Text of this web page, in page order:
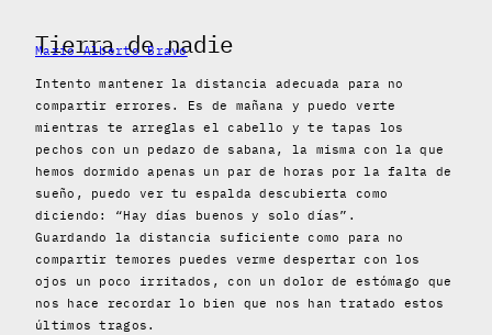
Tierra de nadie
Mario Alberto Bravo
Intento mantener la distancia adecuada para no
compartir errores. Es de mañana y puedo verte
mientras te arreglas el cabello y te tapas los
pechos con un pedazo de sabana, la misma con la que
hemos dormido apenas un par de horas por la falta de
sueño, puedo ver tu espalda descubierta como
diciendo: “Hay días buenos y solo días”.
Guardando la distancia suficiente como para no
compartir temores puedes verme despertar con los
ojos un poco irritados, con un dolor de estómago que
nos hace recordar lo bien que nos han tratado estos
últimos tragos.